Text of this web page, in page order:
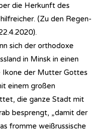
die Herkunft des
(Zu den Regen-
sich der orthodoxe
in Minsk in einen
Ikone der Mutter Gottes
einem großen
die ganze Stadt mit
besprengt, „damit der
fromme weißrussische